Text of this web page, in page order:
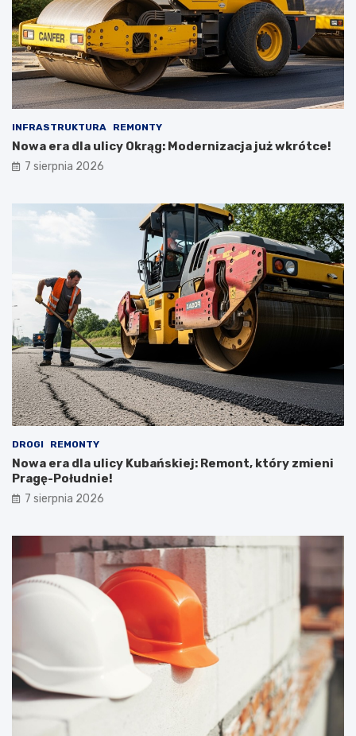
INFRASTRUKTURA REMONTY
Nowa era dla ulicy Okrąg: Modernizacja już wkrótce!
7 sierpnia 2026
DROGI REMONTY
Nowa era dla ulicy Kubańskiej: Remont, który zmieni
Pragę-Południe!
7 sierpnia 2026